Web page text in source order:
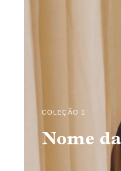
COLEÇÃO 1
Nome